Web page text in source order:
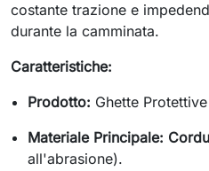
costante trazione e
durante la camminata.
Caratteristiche:
Prodotto: Ghette
Materiale Principale:
all'abrasione).